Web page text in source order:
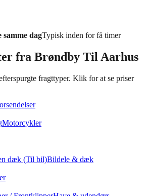
dagTypisk inden for få timer
fra Brøndby Til Aarhus
fragttyper. Klik for at se priser
Motorcykler
dæk (Til bil)Bildele & dæk